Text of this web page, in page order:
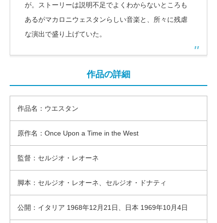
が。ストーリーは説明不足でよくわからないところも
あるがマカロニウェスタンらしい音楽と、所々に残虐
な演出で盛り上げていた。
作品の詳細
作品名：ウエスタン
原作名：Once Upon a Time in the West
監督：セルジオ・レオーネ
脚本：セルジオ・レオーネ、セルジオ・ドナティ
公開：イタリア 1968年12月21日、日本 1969年10月4日